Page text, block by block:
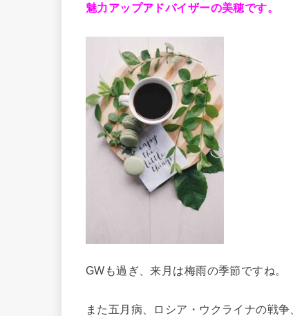
魅力アップアドバイザーの美穂です。
GWも過ぎ、来月は梅雨の季節ですね。
また五月病、ロシア・ウクライナの戦